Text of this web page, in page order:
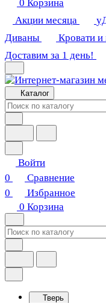
0 Корзина
Акции месяца
Диваны
Кровати и
Доставим за 1 день!
Каталог
Войти
0
Сравнение
0
Избранное
0 Корзина
Тверь